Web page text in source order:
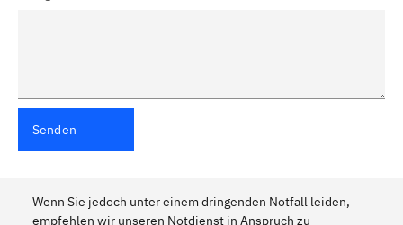
Senden
Wenn Sie jedoch unter einem dringenden Notfall leiden,
empfehlen wir unseren Notdienst in Anspruch zu